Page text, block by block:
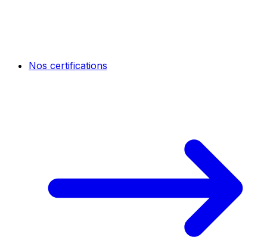
Nos certifications